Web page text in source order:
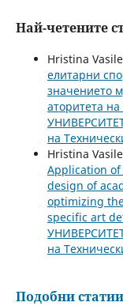
Най-четените
Hristina
елитарни
значението
аторитета на
на
Hristina
Application
design of
optimizing
specific art
на
Подобни статии